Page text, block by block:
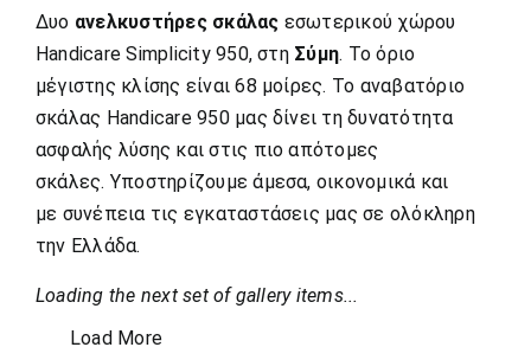
Δυο ανελκυστήρες σκάλας εσωτερικού χώρου
Handicare Simplicity 950, στη Σύμη. Το όριο
μέγιστης κλίσης είναι 68 μοίρες. Το αναβατόριο
σκάλας Handicare 950 μας δίνει τη δυνατότητα
ασφαλής λύσης και στις πιο απότομες
σκάλες. Υποστηρίζουμε άμεσα, οικονομικά και
με συνέπεια τις εγκαταστάσεις μας σε ολόκληρη
την Ελλάδα.
Loading the next set of gallery items...
Load More